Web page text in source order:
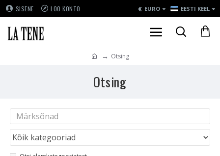
SISENE LOO KONTO € EURO EESTI KEEL
Otsing
Otsing